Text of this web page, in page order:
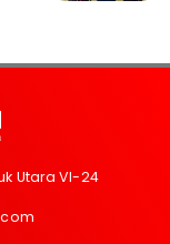
Utara VI-24